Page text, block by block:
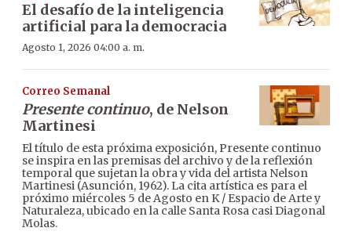
El desafío de la inteligencia
artificial para la democracia
Agosto 1, 2026 04:00 a. m.
Correo Semanal
Presente continuo, de Nelson
Martinesi
El título de esta próxima exposición, Presente continuo
se inspira en las premisas del archivo y de la reflexión
temporal que sujetan la obra y vida del artista Nelson
Martinesi (Asunción, 1962). La cita artística es para el
próximo miércoles 5 de Agosto en K / Espacio de Arte y
Naturaleza, ubicado en la calle Santa Rosa casi Diagonal
Molas.